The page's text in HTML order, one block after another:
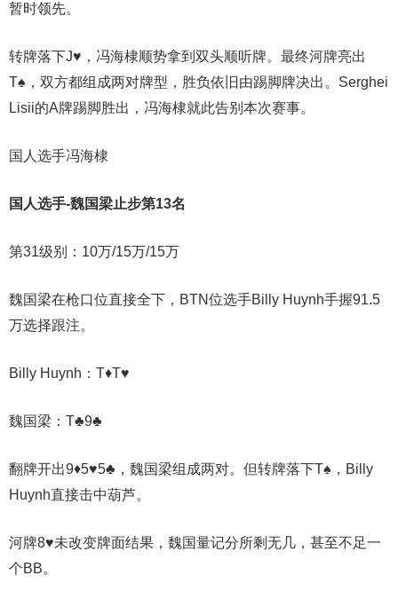
暂时领先。
转牌落下J♥️，冯海棣顺势拿到双头顺听牌。最终河牌亮出
T♠️，双方都组成两对牌型，胜负依旧由踢脚牌决出。Serghei
Lisii的A牌踢脚胜出，冯海棣就此告别本次赛事。
国人选手冯海棣
国人选手-魏国梁止步第13名
第31级别：10万/15万/15万
魏国梁在枪口位直接全下，BTN位选手Billy Huynh手握91.5
万选择跟注。
Billy Huynh：T♦T♥
魏国梁：T♣9♣
翻牌开出9♦5♥5♣，魏国梁组成两对。但转牌落下T♠️，Billy
Huynh直接击中葫芦。
河牌8♥️未改变牌面结果，魏国量记分所剩无几，甚至不足一
个BB。